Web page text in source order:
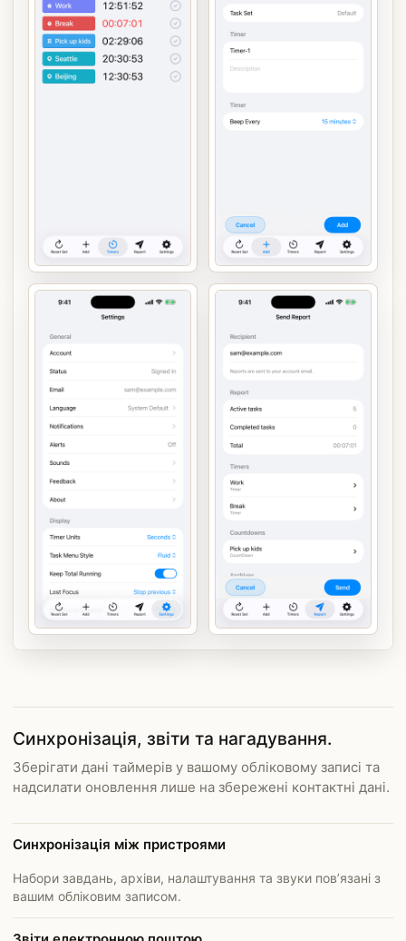
Синхронізація, звіти та нагадування.
Зберігати дані таймерів у вашому обліковому записі та
надсилати оновлення лише на збережені контактні дані.
Синхронізація між пристроями
Набори завдань, архіви, налаштування та звуки пов’язані з
вашим обліковим записом.